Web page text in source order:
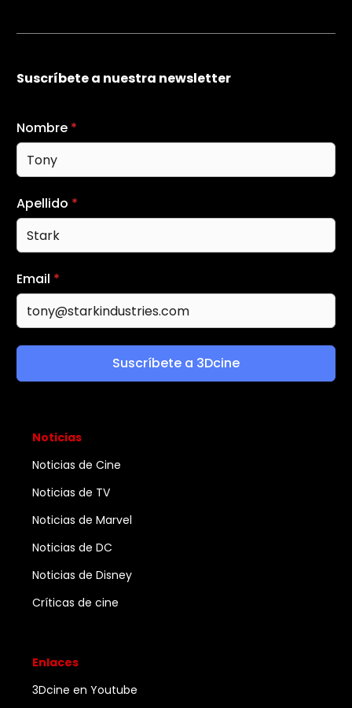
Suscríbete a nuestra newsletter
Nombre *
Apellido *
Email *
Suscríbete a 3Dcine
Noticias
Noticias de Cine
Noticias de TV
Noticias de Marvel
Noticias de DC
Noticias de Disney
Críticas de cine
Enlaces
3Dcine en Youtube